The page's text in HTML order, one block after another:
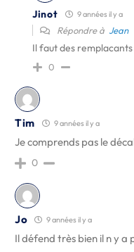
Jinot 9 années il y a
Répondre à Jean
Il faut des
0
Tim 9 années il y a
Je comprends pas le
0
Jo 9 années il y a
Il défend très bien il n y a